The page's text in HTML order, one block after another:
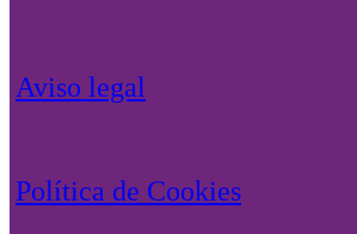
Aviso legal
Política de Cookies